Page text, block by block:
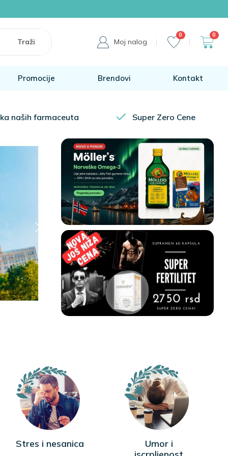
Moj nalog
0 0
Promocije Brendovi Kontakt
naših farmaceuta Super Zero Cene
Stres i nesanica
Umor i